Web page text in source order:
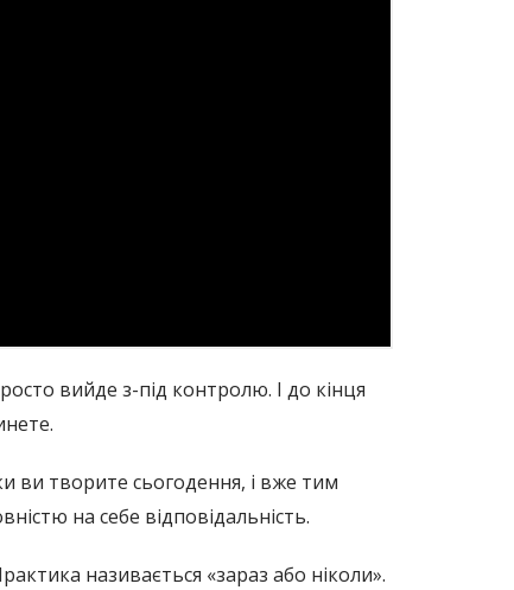
вийде з-під контролю. І до кінця
ви творите сьогодення, і вже тим
на себе відповідальність.
називається «зараз або ніколи».